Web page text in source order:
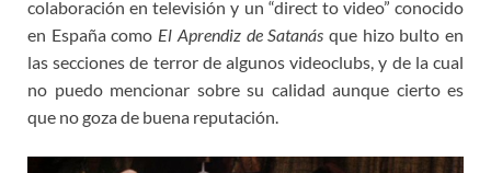
colaboración en televisión y un “direct to video” conocido
en España como El Aprendiz de Satanás que hizo bulto en
las secciones de terror de algunos videoclubs, y de la cual
no puedo mencionar sobre su calidad aunque cierto es
que no goza de buena reputación.